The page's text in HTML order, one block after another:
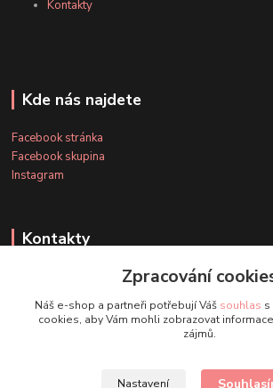
Kontakty
Kde nás najdete
Facebook stránka
Facebook skupina
Instagram
Kontakty
+420 607 163 127
(Po-Pá, 8-20 hod., So-Ne, 8-14 hod.)
Zpracování
Náš e-shop a partneři potřebují Váš souhlas s
cookies, aby Vám mohli zobrazovat
zájmů.
Nastavení